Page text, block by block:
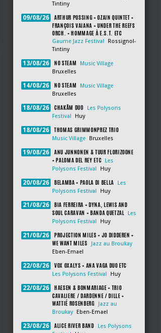
Tintiny
09/08/26
ARTHUR POSSING + OZAIN QUINTET +
FRANÇOIS VAIANA + UNDER THE REEFS
ORCH. + HOMMAGE À E.S.T. ETC
Gaume Jazz Festival
Rossignol-
Tintiny
13/08/26 NO STEAM
Music Village
Bruxelles
14/08/26 NO STEAM
Music Village
Bruxelles
18/08/26 CHAKÂM DUO
Les Polysons
Festival
Huy
18/08/26 THOMAS GRIMMONPREZ TRIO
Music Village Bruxelles
19/08/26
ANU JUNNONEN & TUUR FLORIZOONE
+ PALOMA DEL REY ETC
Les
Polysons Festival
Huy
20/08/26 BELAMBA + PAOLA DI BELLA
Les
Polysons Festival
Huy
21/08/26
BIA FERREIRA + DYNA, LEWIS AND
SOUL CARAVAN + BANDA QUETZAL
Les
Polysons Festival
Huy
21/08/26
PROJECTION MILES + JO DIDDEREN +
WE WANT MILES
Jazz au Broukay
Eben-Emael
22/08/26 VOX OXALYS + ANA VAGA DUO ETC
Les Polysons Festival Huy
22/08/26
HAESEN & BONMARIAGE + TRIO
CAVALIERE / DARDENNE / DILLE +
WATTIÉ ROSENBERG
Jazz au
Broukay
Eben-Emael
23/08/26 ALICE RIVER BAND
Les Polysons